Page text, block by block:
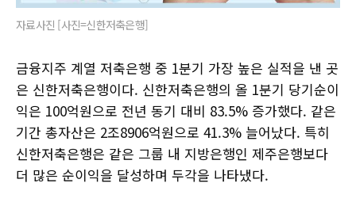
자료사진 [사진=신한저축은행]
금융지주 계열 저축은행 중 1분기 가장 높은 실적을 낸 곳
은 신한저축은행이다. 신한저축은행의 올 1분기 당기순이
익은 100억원으로 전년 동기 대비 83.5% 증가했다. 같은
기간 총자산은 2조8906억원으로 41.3% 늘어났다. 특히
신한저축은행은 같은 그룹 내 지방은행인 제주은행보다
더 많은 순이익을 달성하며 두각을 나타냈다.